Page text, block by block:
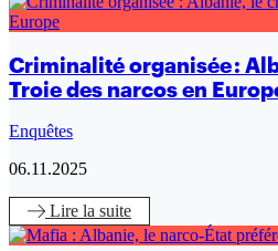
Criminalité organisée :
Troie des narcos en
Enquêtes
06.11.2025
Lire la suite